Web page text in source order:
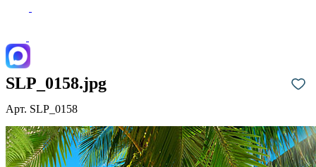
SLP_0158.jpg
Арт. SLP_0158